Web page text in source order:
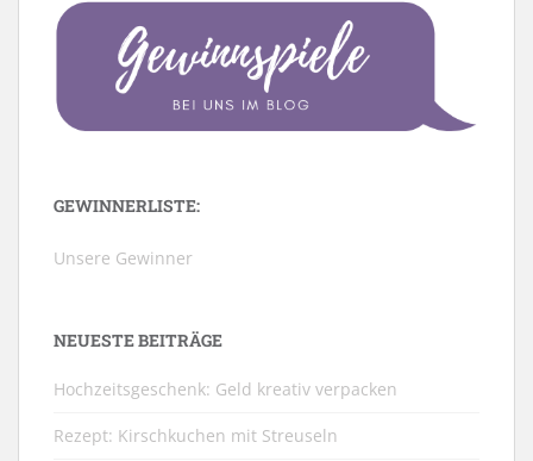
GEWINNERLISTE:
Unsere Gewinner
NEUESTE BEITRÄGE
Hochzeitsgeschenk: Geld kreativ verpacken
Rezept: Kirschkuchen mit Streuseln